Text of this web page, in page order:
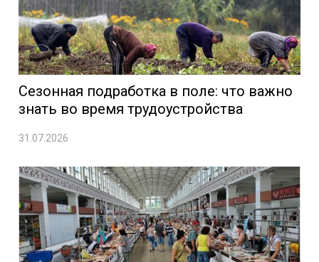
Сезонная подработка в поле: что важно
знать во время трудоустройства
31.07.2026